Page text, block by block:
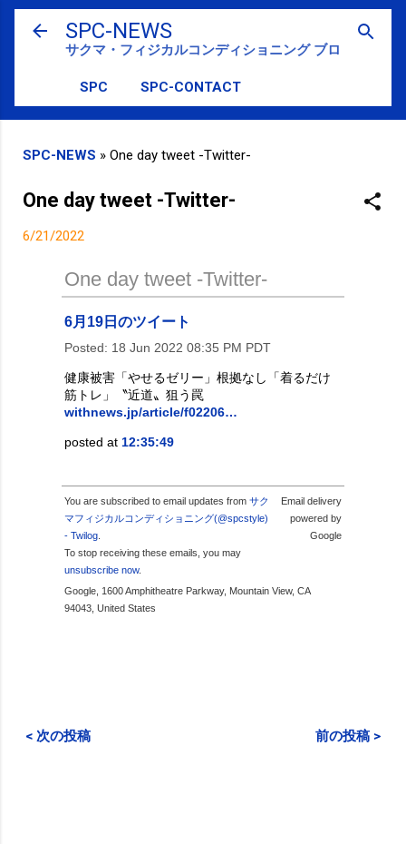
スキップしてメイン コンテンツに移動
SPC-NEWS
サクマ・フィジカルコンディショニング ブログ
SPC SPC-CONTACT
SPC-NEWS » One day tweet -Twitter-
One day tweet -Twitter-
6/21/2022
One day tweet -Twitter-
6月19日のツイート
Posted: 18 Jun 2022 08:35 PM PDT
健康被害「やせるゼリー」根拠なし「着るだけ
筋トレ」〝近道〟狙う罠
withnews.jp/article/f02206…
posted at 12:35:49
You are subscribed to email updates from サク
マフィジカルコンディショニング(@spcstyle)
- Twilog
To stop receiving these emails, you may
unsubscribe now.
Email delivery
powered by
Google
Google, 1600 Amphitheatre Parkway, Mountain View, CA
94043, United States
< 次の投稿 前の投稿 >